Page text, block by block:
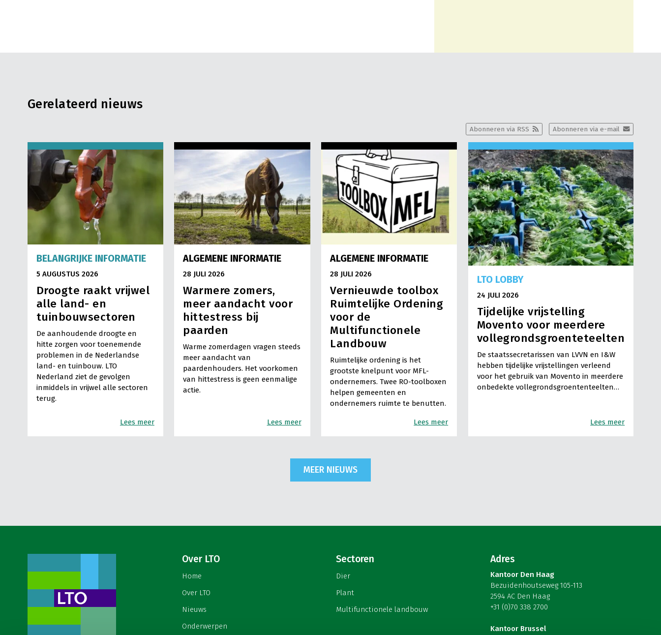
Gerelateerd nieuws
Abonneren via e-mail
Abonneren via RSS
BELANGRIJKE INFORMATIE
5 AUGUSTUS 2026
Droogte raakt vrijwel
alle land- en
tuinbouwsectoren
De aanhoudende droogte en
hitte zorgen voor toenemende
problemen in de Nederlandse
land- en tuinbouw. LTO
Nederland ziet de gevolgen
inmiddels in vrijwel alle sectoren
terug.
Lees meer
ALGEMENE INFORMATIE
28 JULI 2026
Warmere zomers,
meer aandacht voor
hittestress bij
paarden
Warme zomerdagen vragen steeds
meer aandacht van
paardenhouders. Het voorkomen
van hittestress is geen eenmalige
actie.
Lees meer
ALGEMENE INFORMATIE
28 JULI 2026
Vernieuwde toolbox
Ruimtelijke Ordening
voor de
Multifunctionele
Landbouw
Ruimtelijke ordening is het
grootste knelpunt voor MFL-
ondernemers. Twee RO-toolboxen
helpen gemeenten en
ondernemers ruimte te benutten.
Lees meer
LTO LOBBY
24 JULI 2026
Tijdelijke vrijstelling
Movento voor meerdere
vollegrondsgroenteteelten
De staatssecretarissen van LVVN en I&W
hebben tijdelijke vrijstellingen verleend
voor het gebruik van Movento in meerdere
onbedekte vollegrondsgroententeelten…
Lees meer
MEER NIEUWS
Over LTO
Home
Over LTO
Nieuws
Onderwerpen
Sectoren
Dier
Plant
Multifunctionele landbouw
Adres
Kantoor Den Haag
Bezuidenhoutseweg 105-113
2594 AC Den Haag
+31 (0)70 338 2700
Kantoor Brussel